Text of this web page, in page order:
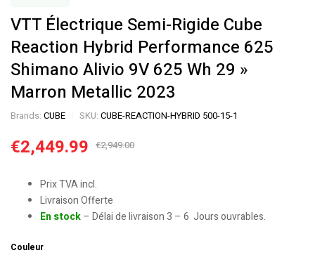
VTT Électrique Semi-Rigide Cube
Reaction Hybrid Performance 625
Shimano Alivio 9V 625 Wh 29 »
Marron Metallic 2023
Brands: CUBE SKU: CUBE-REACTION-HYBRID 500-15-1
€2,949.00
€2,449.99
Prix TVA incl.
Livraison Offerte
En stock– Délai de livraison 3 – 6 Jours ouvrables.
Couleur